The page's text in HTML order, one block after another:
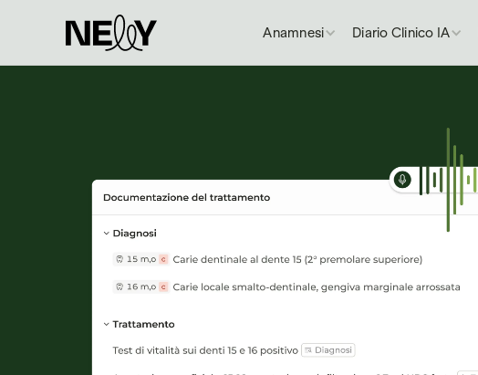
Anamnesi Diario Clinico IA